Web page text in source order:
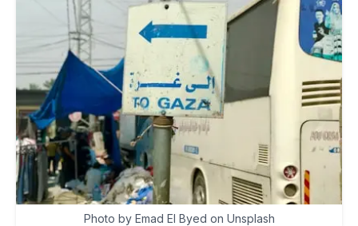
Photo by Emad El Byed on Unsplash